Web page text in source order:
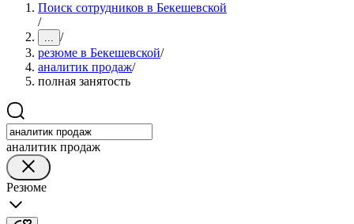
Поиск сотрудников в Бекешевской
/
... /
резюме в Бекешевской/
аналитик продаж/
полная занятость
аналитик продаж
Резюме